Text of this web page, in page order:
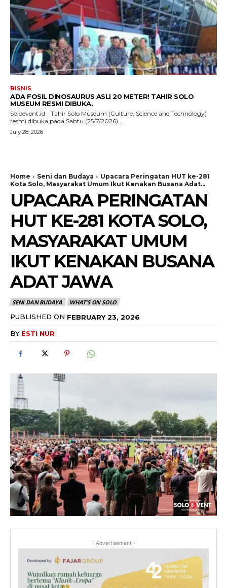
BISNIS
ADA FOSIL DINOSAURUS ASLI 20 METER! TAHIR SOLO
MUSEUM RESMI DIBUKA.
Soloevent.id - Tahir Solo Museum (Culture, Science and Technology)
resmi dibuka pada Sabtu (25/7/2026)...
July 28, 2026